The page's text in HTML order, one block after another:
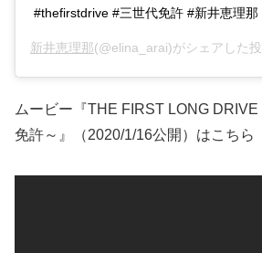
#thefirstdrive #三世代免許 #新井恵理
新井恵理那(@elina_arai)がシェアした
ムービー『THE FIRST LONG
免許～』（2020/1/16公開）はこちら